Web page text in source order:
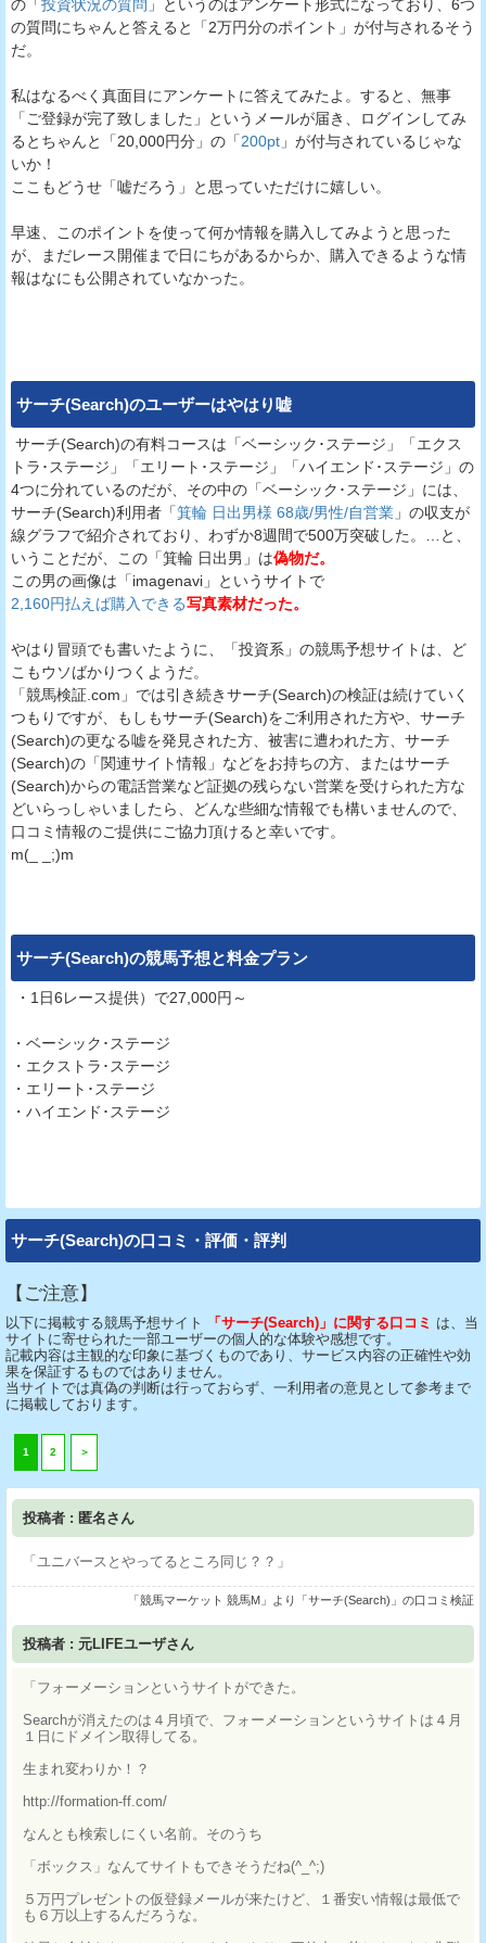
の「 投資状況の質問 」というのはアンケート形式になっており、6つ
の質問にちゃんと答えると「2万円分のポイント」が付与されるそう
だ。
私はなるべく真面目にアンケートに答えてみたよ。すると、無事
「ご登録が完了致しました」というメールが届き、ログインしてみ
るとちゃんと「20,000円分」の「200pt 」が付与されているじゃな
いか！
ここもどうせ「嘘だろう」と思っていただけに嬉しい。
早速、このポイントを使って何か情報を購入してみようと思った
が、まだレース開催まで日にちがあるからか、購入できるような情
報はなにも公開されていなかった。
サーチ(Search)のユーザーはやはり嘘
サーチ(Search)の有料コースは「ベーシック･ステージ」「エクス
トラ･ステージ」「エリート･ステージ」「ハイエンド･ステージ」の
4つに分れているのだが、その中の「ベーシック･ステージ」には、
サーチ(Search)利用者「箕輪 日出男様 68歳/男性/自営業 」の収支が
線グラフで紹介されており、わずか8週間で500万突破した。…と、
いうことだが、この「箕輪 日出男」は偽物だ。
この男の画像は「imagenavi」というサイトで
2,160円払えば購入できる写真素材だった。
やはり冒頭でも書いたように、「投資系」の競馬予想サイトは、ど
こもウソばかりつくようだ。
「競馬検証.com」では引き続きサーチ(Search)の検証は続けていく
つもりですが、もしもサーチ(Search)をご利用された方や、サーチ
(Search)の更なる嘘を発見された方、被害に遭われた方、サーチ
(Search)の「関連サイト情報」などをお持ちの方、またはサーチ
(Search)からの電話営業など証拠の残らない営業を受けられた方な
どいらっしゃいましたら、どんな些細な情報でも構いませんので、
口コミ情報のご提供にご協力頂けると幸いです。
m(_ _;)m
サーチ(Search)の競馬予想と料金プラン
・1日6レース提供）で27,000円～
・ベーシック･ステージ
・エクストラ･ステージ
・エリート･ステージ
・ハイエンド･ステージ
サーチ(Search)の口コミ・評価・評判
【ご注意】
以下に掲載する競馬予想サイト 「サーチ(Search)」に関する口コミ は、当
サイトに寄せられた一部ユーザーの個人的な体験や感想です。
記載内容は主観的な印象に基づくものであり、サービス内容の正確性や効
果を保証するものではありません。
当サイトでは真偽の判断は行っておらず、一利用者の意見として参考まで
に掲載しております。
1 2 ＞
投稿者 : 匿名さん
「ユニバースとやってるところ同じ？？」
「競馬マーケット 競馬M」より「サーチ(Search)」の口コミ検証
投稿者 : 元LIFEユーザさん
「フォーメーションというサイトができた。
Searchが消えたのは４月頃で、フォーメーションというサイトは４月
１日にドメイン取得してる。
生まれ変わりか！？
http://formation-ff.com/
なんとも検索しにくい名前。そのうち
「ボックス」なんてサイトもできそうだね(^_^;)
５万円プレゼントの仮登録メールが来たけど、１番安い情報は最低で
も６万以上するんだろうな。